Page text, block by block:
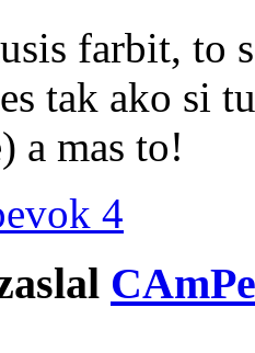
farbit, to
tak ako si
a mas to!
4